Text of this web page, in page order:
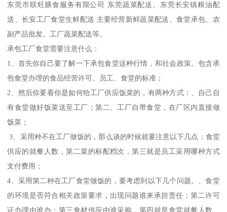
东莞市联旺膳食服务有限公司 东莞蔬菜配送、东莞长安镇粮油配
送、长安工厂食堂生鲜配送 主要经营新鲜蔬菜配送、食堂承包、农
副产品批发。工厂蔬菜配送等。
承包工厂食堂需要注意什么：
1、首先你自己要了解一下承包食堂这种行情，和社会政策。包含承
包食堂办理的食品经营许可、员工、食堂的标准；
2、然后你要看你是如何给工厂供应饭菜的，有两种方式：、自己自
有食堂做好饭菜送至工厂；第二、工厂自带食堂，在厂区内直接做
饭菜；
3、采用种不在工厂做饭的，那么谈的时候就要注意以下几点：食堂
供应的就餐人数，第二菜的标配档次，第三就是员工采用哪种方式
支付费用；
4、采用第二种在工厂食堂做饭的，要考虑到以下几个问题。、食堂
的环境是否符合相关政策要求，出现问题谁来承担责任；第二许可
证办理由谁办；第三食材供应由谁采购，第四就是食堂就餐人数、